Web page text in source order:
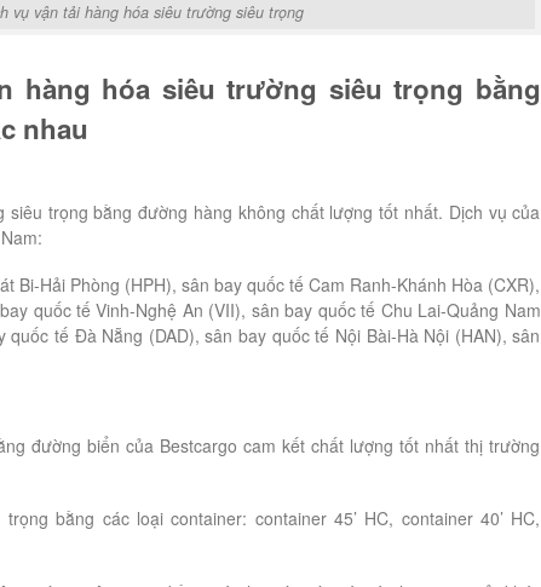
vụ vận tải hàng hóa siêu trường siêu trọng
hàng hóa siêu trường siêu trọng bằng
nhau
trọng bằng đường hàng không chất lượng tốt nhất. Dịch vụ của
Bi-Hải Phòng (HPH), sân bay quốc tế Cam Ranh-Khánh Hòa (CXR),
quốc tế Vinh-Nghệ An (VII), sân bay quốc tế Chu Lai-Quảng Nam
tế Đà Nẵng (DAD), sân bay quốc tế Nội Bài-Hà Nội (HAN), sân
đường biển của Bestcargo cam kết chất lượng tốt nhất thị trường
bằng các loại container: container 45’ HC, container 40’ HC,